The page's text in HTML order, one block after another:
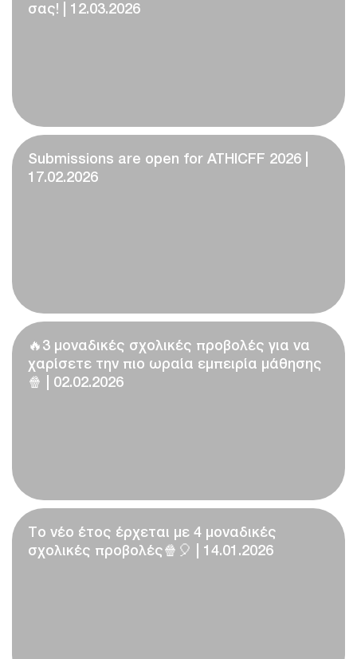
σας! | 12.03.2026
Submissions are open for ATHICFF 2026 |
17.02.2026
🔥3 μοναδικές σχολικές προβολές για να
χαρίσετε την πιο ωραία εμπειρία μάθησης
🍿 | 02.02.2026
Το νέο έτος έρχεται με 4 μοναδικές
σχολικές προβολές🍿🎈 | 14.01.2026